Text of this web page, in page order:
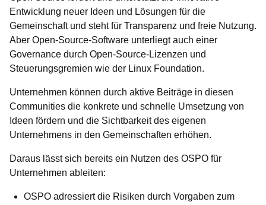
Entwicklung neuer Ideen und Lösungen für die
Gemeinschaft und steht für Transparenz und freie Nutzung.
Aber Open-Source-Software unterliegt auch einer
Governance durch Open-Source-Lizenzen und
Steuerungsgremien wie der Linux Foundation.
Unternehmen können durch aktive Beiträge in diesen
Communities die konkrete und schnelle Umsetzung von
Ideen fördern und die Sichtbarkeit des eigenen
Unternehmens in den Gemeinschaften erhöhen.
Daraus lässt sich bereits ein Nutzen des OSPO für
Unternehmen ableiten:
OSPO adressiert die Risiken durch Vorgaben zum